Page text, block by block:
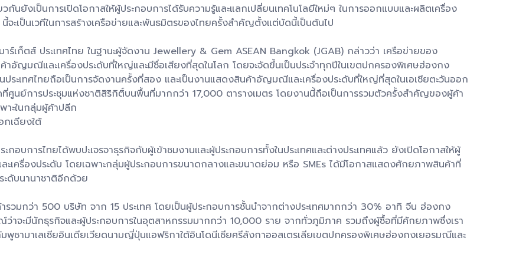
นยังเป็นการเปิดโอกาสให้ผู้ประกอบการได้รับความรู้และแลกเปลี่ยนเทคโนโลยีใหม่ๆ ในการออกแบบและผลิตเครื่อง
จะเป็นเวทีในการสร้างเครือข่ายและพันธมิตรของไทยครั้งสำคัญตั้งแต่บัดนี้เป็นต้นไป
เก็ตส์ ประเทศไทย ในฐานะผู้จัดงาน Jewellery & Gem ASEAN Bangkok (JGAB) กล่าวว่า เครือข่ายของ
ญมณีและเครื่องประดับที่ใหญ่และมีชื่อเสียงที่สุดในโลก โดยจะจัดขึ้นเป็นประจำทุกปีในเขตปกครองพิเศษฮ่องกง
ระเทศไทยถือเป็นการจัดงานครั้งที่สอง และเป็นงานแสดงสินค้าอัญมณีและเครื่องประดับที่ใหญ่ที่สุดในเอเชียตะวันออก
ศูนย์การประชุมแห่งชาติสิริกิติ์บนพื้นที่มากกว่า 17,000 ตารางเมตร โดยงานนี้ถือเป็นการรวมตัวครั้งสำคัญของผู้ค้า
ะในกลุ่มผู้ค้าปลีก
เฉียงใต้
บการไทยได้พบปะเจรจาธุรกิจกับผู้เข้าชมงานและผู้ประกอบการทั้งในประเทศและต่างประเทศแล้ว ยังเปิดโอกาสให้ผู้
ครื่องประดับ โดยเฉพาะกลุ่มผู้ประกอบการขนาดกลางและขนาดย่อม หรือ SMEs ได้มีโอกาสแสดงศักยภาพสินค้าที่
ะดับนานาชาติอีกด้วย
มกว่า 500 บริษัท จาก 15 ประเทศ โดยเป็นผู้ประกอบการชั้นนำจากต่างประเทศมากกว่า 30% อาทิ จีน ฮ่องกง
จะมีนักธุรกิจและผู้ประกอบการในอุตสาหกรรมมากกว่า 10,000 ราย จากทั่วภูมิภาค รวมถึงผู้ซื้อที่มีศักยภาพซึ่งเรา
ชามาเลเซียอินเดียเวียดนามญี่ปุ่นแอฟริกาใต้อินโดนีเซียศรีลังกาออสเตรเลียเขตปกครองพิเศษฮ่องกงเยอรมณีและ